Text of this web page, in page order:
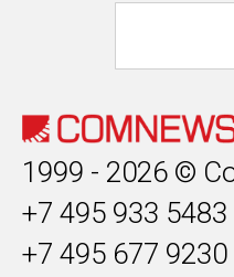
1999 - 2026 ©
+7 495 933 5483
+7 495 677 9230